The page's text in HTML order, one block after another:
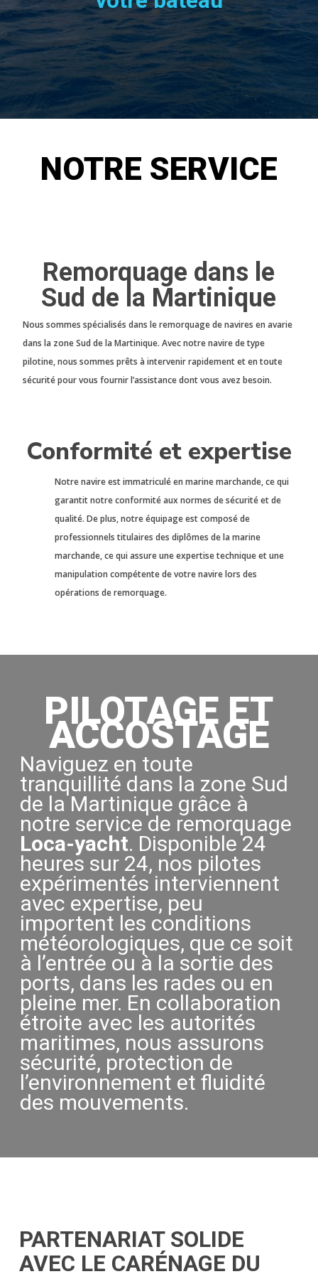
NOTRE SERVICE
Remorquage dans le
Sud de la Martinique
Nous sommes spécialisés dans le remorquage de navires en avarie
dans la zone Sud de la Martinique. Avec notre navire de type
pilotine, nous sommes prêts à intervenir rapidement et en toute
sécurité pour vous fournir l’assistance dont vous avez besoin.
Conformité et expertise
Notre navire est immatriculé en marine marchande, ce qui
garantit notre conformité aux normes de sécurité et de
qualité. De plus, notre équipage est composé de
professionnels titulaires des diplômes de la marine
marchande, ce qui assure une expertise technique et une
manipulation compétente de votre navire lors des
opérations de remorquage.​
PILOTAGE ET
ACCOSTAGE
Naviguez en toute
tranquillité dans la zone Sud
de la Martinique grâce à
notre service de remorquage
Loca-yacht. Disponible 24
heures sur 24, nos pilotes
expérimentés interviennent
avec expertise, peu
importent les conditions
météorologiques, que ce soit
à l’entrée ou à la sortie des
ports, dans les rades ou en
pleine mer. En collaboration
étroite avec les autorités
maritimes, nous assurons
sécurité, protection de
l’environnement et fluidité
des mouvements.
PARTENARIAT SOLIDE
AVEC LE CARÉNAGE DU